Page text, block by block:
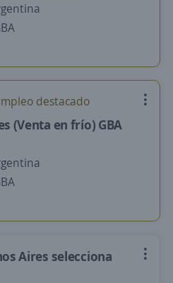
destacado
(Venta en frío) GBA
Aires selecciona